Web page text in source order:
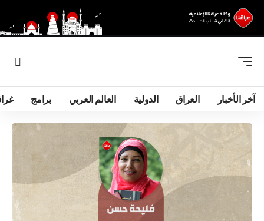
آخر الأخبار العراق الدولية العالم العربي برامج